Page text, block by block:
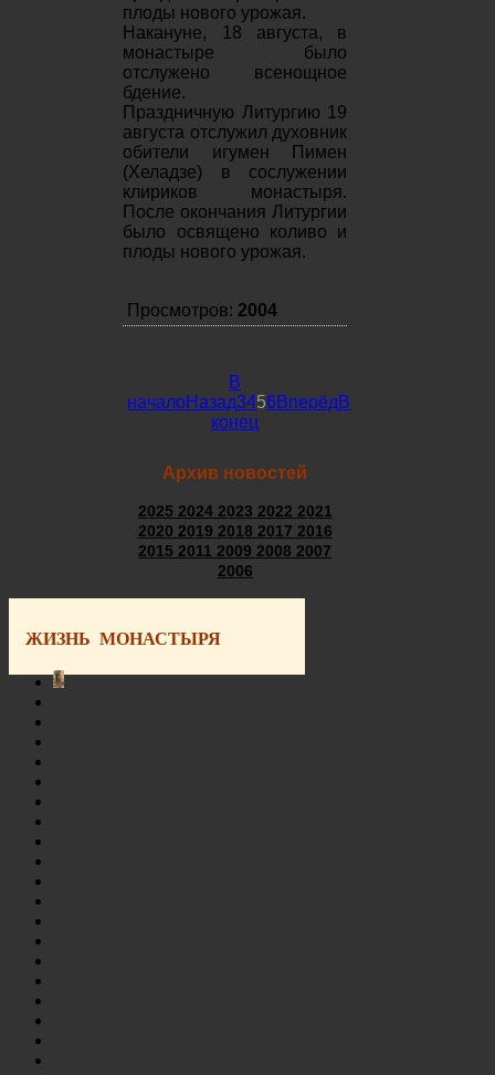
плоды нового урожая.
Накануне, 18 августа, в
монастыре было
отслужено всенощное
бдение.
Праздничную Литургию 19
августа отслужил духовник
обители игумен Пимен
(Хеладзе) в сослужении
клириков монастыря.
После окончания Литургии
было освящено коливо и
плоды нового урожая.
Просмотров: 2004
В
началоНазад3456ВперёдВ
конец
Архив новостей
2025 2024 2023 2022 2021
2020 2019 2018 2017 2016
20152011200920082007
2006
ЖИЗНЬ МОНАСТЫРЯ